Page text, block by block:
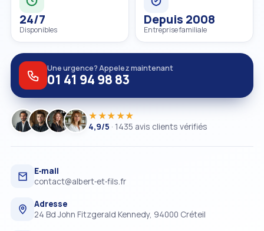
24/7
Disponibles
Depuis 2008
Entreprise familiale
Une urgence? Appelez maintenant
01 41 94 98 83
★★★★★
4,9/5 · 1435 avis clients vérifiés
E‑mail
contact@albert‑et‑fils.fr
Adresse
24 Bd John Fitzgerald Kennedy, 94000 Créteil